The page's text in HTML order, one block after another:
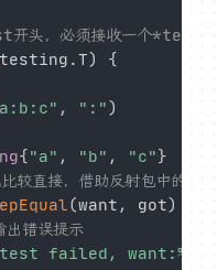
开头，必须接收一个
testing .T)
{
, ":")
{"a" , "b" , "c"}
直接，借助反射包中的方
(want , got)
错误提示
failed, want:%v